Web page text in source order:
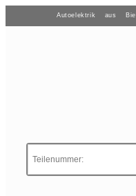
Autoelektrik aus